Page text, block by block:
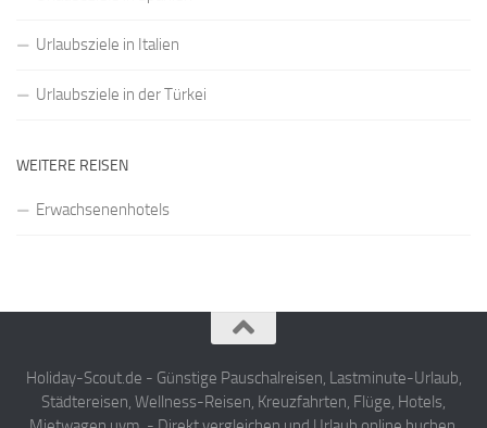
Urlaubsziele in Italien
Urlaubsziele in der Türkei
WEITERE REISEN
Erwachsenenhotels
Holiday-Scout.de - Günstige Pauschalreisen, Lastminute-Urlaub,
Städtereisen, Wellness-Reisen, Kreuzfahrten, Flüge, Hotels,